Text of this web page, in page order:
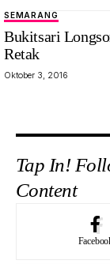
SEMARANG
Bukitsari
Retak
Oktober 3, 2016
Tap In!
Content